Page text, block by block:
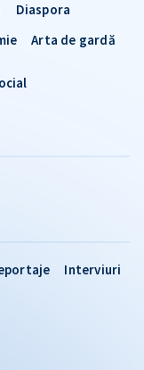
Interviuri
Diaspora
Arta de gardă